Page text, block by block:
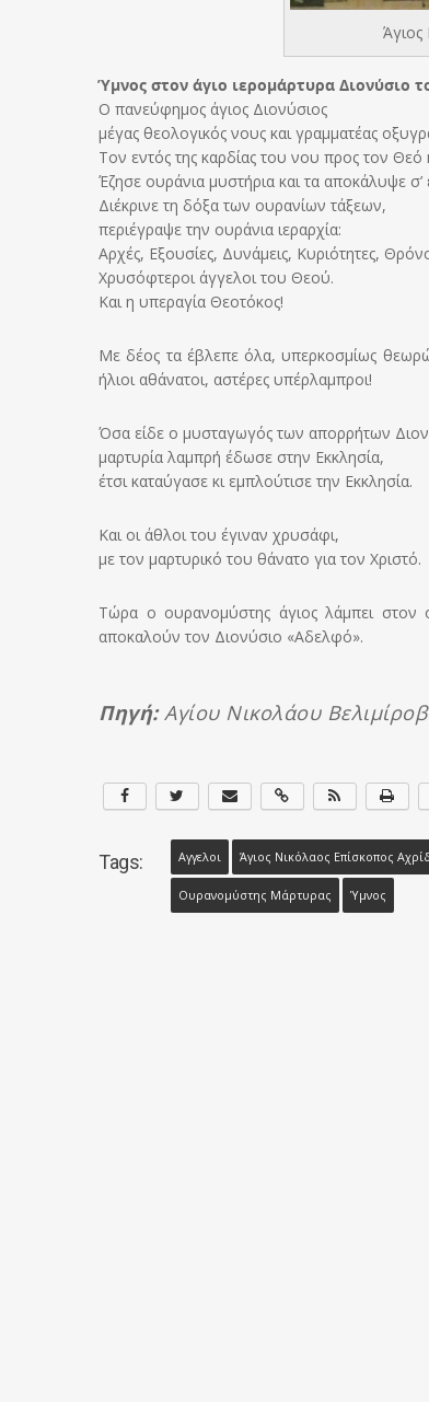
Άγιος
Ύμνος στον άγιο ιερομάρτυρα Διονύσιο
Ο πανεύφημος άγιος Διονύσιος
μέγας θεολογικός νους και γραμματέας
Τον εντός της καρδίας του νου προς τον Θεό
Έζησε ουράνια μυστήρια και τα αποκάλυψε σ’
Διέκρινε τη δόξα των ουρανίων τάξεων,
περιέγραψε την ουράνια ιεραρχία:
Αρχές, Εξουσίες, Δυνάμεις, Κυριότητες,
Χρυσόφτεροι άγγελοι του Θεού.
Και η υπεραγία Θεοτόκος!
Με δέος τα έβλεπε όλα, υπερκοσμίως
ήλιοι αθάνατοι, αστέρες υπέρλαμπροι!
Όσα είδε ο μυσταγωγός των απορρήτων
μαρτυρία λαμπρή έδωσε στην Εκκλησία,
έτσι καταύγασε κι εμπλούτισε την Εκκλησία.
Και οι άθλοι του έγιναν χρυσάφι,
με τον μαρτυρικό του θάνατο για τον Χριστό.
Τώρα ο ουρανομύστης άγιος λάμπει στον
αποκαλούν τον Διονύσιο «Αδελφό».
Πηγή:Αγίου Νικολάου
Tags: Αγγελοι Άγιος Νικόλαος Επίσκοπος
Ουρανομύστης Μάρτυρας Ύμνος